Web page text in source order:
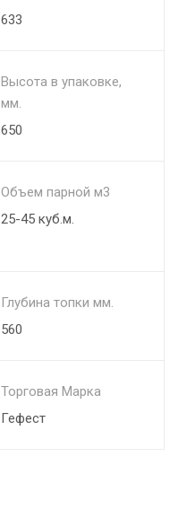
633
Высота в упаковке,
мм.
650
Объем парной м3
25-45 куб.м.
Глубина топки мм.
560
Торговая Марка
Гефест